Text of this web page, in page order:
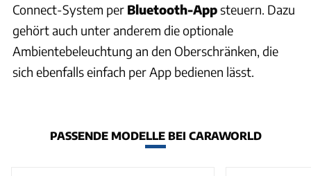
Connect-System per Bluetooth-Appsteuern. Dazu
gehört auch unter anderem die optionale
Ambientebeleuchtung an den Oberschränken, die
sich ebenfalls einfach per App bedienen lässt.
PASSENDE MODELLE BEI CARAWORLD